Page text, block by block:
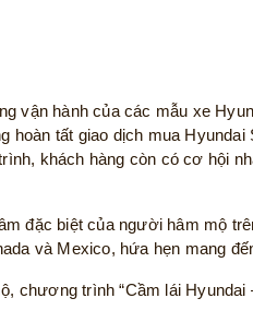
vận hành của các mẫu xe
tất giao dịch mua
khách hàng còn có cơ hội
đặc biệt của người hâm mộ
và Mexico, hứa hẹn mang
trình “Cầm lái